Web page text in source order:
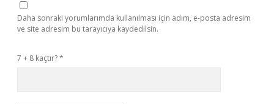
Daha sonraki yorumlarımda kullanılması için adım, e-posta adresim
ve site adresim bu tarayıcıya kaydedilsin.
7 + 8 kaçtır?*